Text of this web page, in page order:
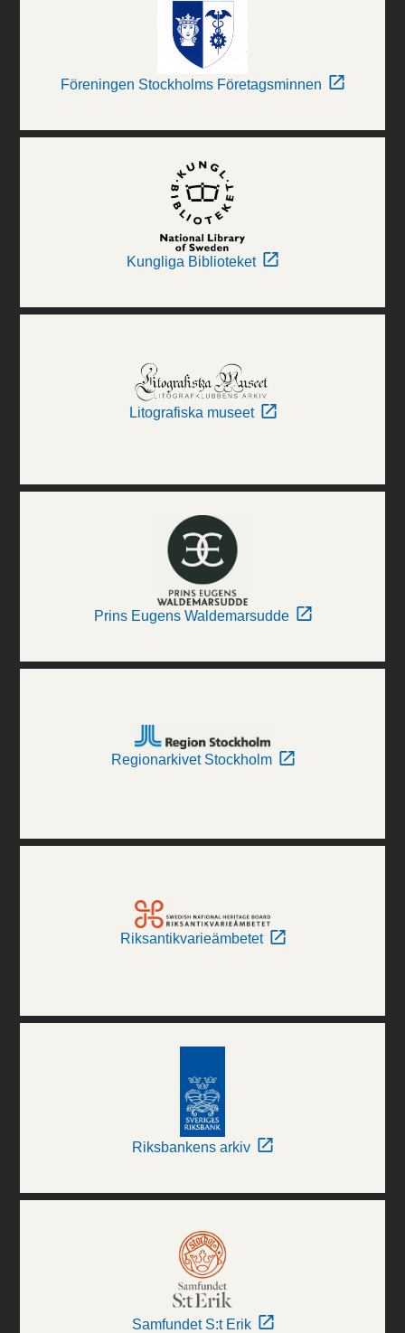
Föreningen Stockholms Företagsminnen
Kungliga Biblioteket
Litografiska museet
Prins Eugens Waldemarsudde
Regionarkivet Stockholm
Riksantikvarieämbetet
Riksbankens arkiv
Samfundet S:t Erik